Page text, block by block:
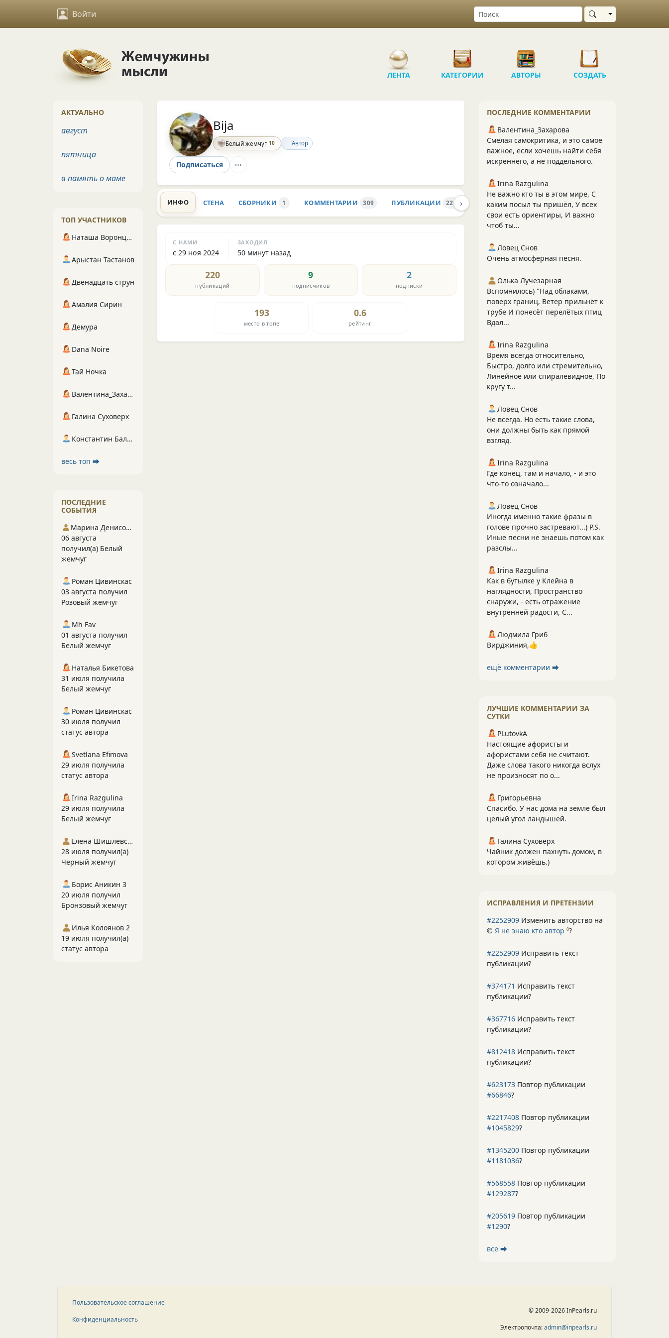
Войти Выбрать область
ЛЕНТА КАТЕГОРИИ АВТОРЫ СОЗДАТЬ
Bija
Белый жемчуг 10 Автор
Подписаться
ИНФО СТЕНА СБОРНИКИ 1 КОММЕНТАРИИ 309 ПУБЛИКАЦИИ 220 ПОДПИСЧИКИ 9 ПОДПИСКИ
›
С НАМИ
с 29 ноя 2024
ЗАХОДИЛ
50 минут назад
220
публикаций
9
подписчиков
2
подписки
193
место в топе
0.6
рейтинг
ПОСЛЕДНИЕ КОММЕНТАРИИ
Валентина_Захарова
Смелая самокритика, и это самое
важное, если хочешь найти себя
искреннего, а не поддельного.
Irina Razgulina
Не важно кто ты в этом мире, С
каким посыл ты пришёл, У всех
свои есть ориентиры, И важно
чтоб ты...
Ловец Снов
Очень атмосферная песня.
Олька Лучезарная
Вспомнилось) "Над облаками,
поверх границ, Ветер прильнёт к
трубе И понесёт перелётых птиц
Вдал...
Irina Razgulina
Время всегда относительно,
Быстро, долго или стремительно,
Линейное или спиралевидное, По
кругу т...
Ловец Снов
Не всегда. Но есть такие слова,
они должны быть как прямой
взгляд.
Irina Razgulina
Где конец, там и начало, - и это
что-то означало...
Ловец Снов
Иногда именно такие фразы в
голове прочно застревают...) P.S.
Иные песни не знаешь потом как
разслы...
Irina Razgulina
Как в бутылке у Клейна в
наглядности, Пространство
снаружи, - есть отражение
внутренней радости, С...
Людмила Гриб
Вирджиния,👍
ещё комментарии ⮕
ЛУЧШИЕ КОММЕНТАРИИ ЗА
СУТКИ
PLutоvkА
Настоящие афористы и
афористами себя не считают.
Даже слова такого никогда вслух
не произносят по о...
Григорьевна
Спасибо. У нас дома на земле был
целый угол ландышей.
Галина Суховерх
Чайник должен пахнуть домом, в
котором живёшь.)
ИСПРАВЛЕНИЯ И ПРЕТЕНЗИИ
#2252909 Изменить авторство на
© Я не знаю кто автор 0?
#2252909 Исправить текст
публикации?
#374171 Исправить текст
публикации?
#367716 Исправить текст
публикации?
#812418 Исправить текст
публикации?
#623173 Повтор публикации
#66846?
#2217408 Повтор публикации
#1045829?
#1345200 Повтор публикации
#1181036?
#568558 Повтор публикации
#129287?
#205619 Повтор публикации
#1290?
все ⮕
АКТУАЛЬНО
август
пятница
в память о маме
ТОП УЧАСТНИКОВ
Наташа Воронцова
Арыстан Тастанов
Двенадцать струн
Амалия Сирин
Демура
Dana Noire
Тай Ночка
Валентина_Захарова
Галина Суховерх
Константин Балухта
весь топ ⮕
ПОСЛЕДНИЕ
СОБЫТИЯ
Марина Денисова 5
06 августа
получил(а) Белый
жемчуг
Роман Цивинскас
03 августа получил
Розовый жемчуг
Mh Fav
01 августа получил
Белый жемчуг
Наталья Бикетова
31 июля получила
Белый жемчуг
Роман Цивинскас
30 июля получил
статус автора
Svetlana Efimova
29 июля получила
статус автора
Irina Razgulina
29 июля получила
Белый жемчуг
Елена Шишлевская
28 июля получил(а)
Черный жемчуг
Борис Аникин 3
20 июля получил
Бронзовый жемчуг
Илья Колоянов 2
19 июля получил(а)
статус автора
Пользовательское соглашение
Конфиденциальность
© 2009-2026 InPearls.ru
Электропочта:admin@inpearls.ru